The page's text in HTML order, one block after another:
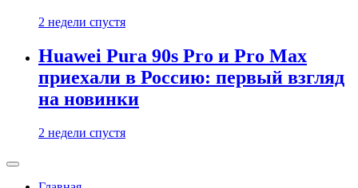
2 недели спустя
Huawei Pura 90s Pro и Pro Max
приехали в Россию: первый взгляд
на новинки
2 недели спустя